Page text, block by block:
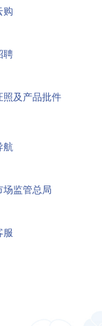
购
聘
照及产品批件
航
场监管总局
服